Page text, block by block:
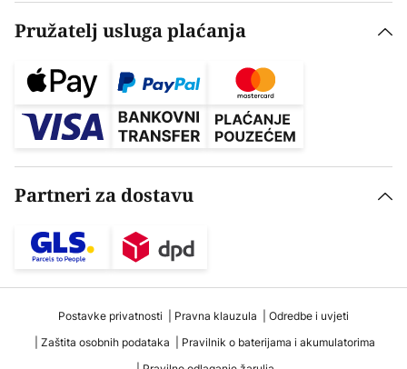
Pružatelj usluga plaćanja
Partneri za dostavu
Postavke privatnosti Pravna klauzula
Odredbe i uvjeti
Zaštita osobnih podataka
Pravilnik o baterijama i akumulatorima